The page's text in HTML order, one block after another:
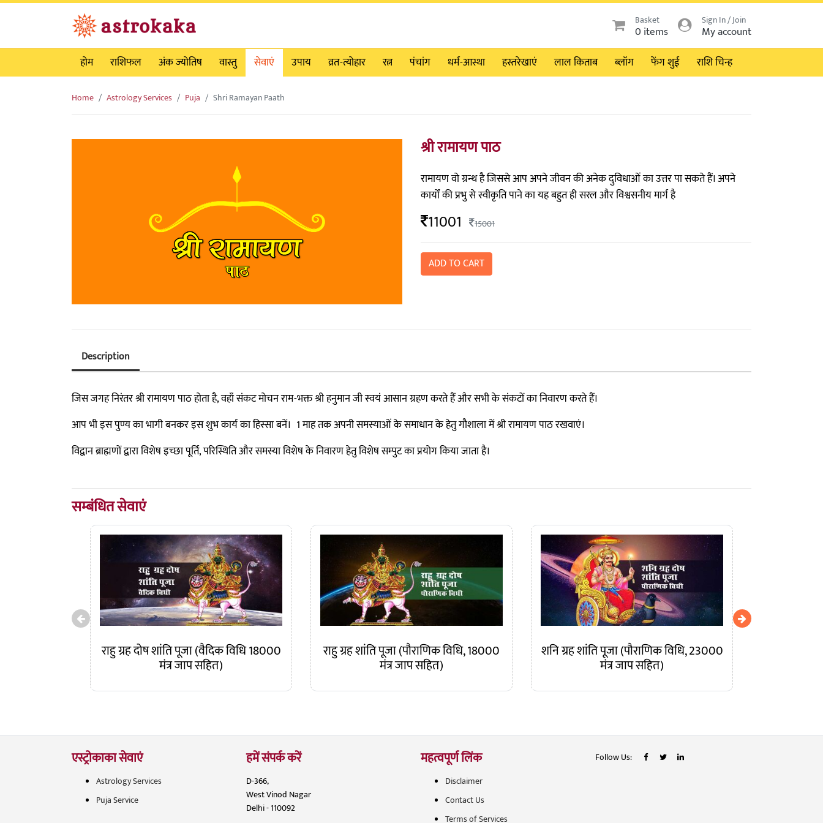
Basket
0 items
Sign In / Join
My account
होम
राशिफल अंक ज्योतिष वास्तु सेवाएं उपाय व्रत-त्योहार रत्न पंचांग धर्म-आस्था हस्तरेखाएं लाल किताब ब्लॉग फेंग शुई राशि चिन्ह
Home Astrology Services Puja Shri Ramayan Paath
श्री रामायण पाठ
रामायण वो ग्रन्थ है जिससे आप अपने जीवन की अनेक दुविधाओं का उत्तर पा सकते हैं। अपने
कार्यों की प्रभु से स्वीकृति पाने का यह बहुत ही सरल और विश्वसनीय मार्ग है
11001 15001
ADD TO CART
Description
जिस जगह निरंतर श्री रामायण पाठ होता है, वहाँ संकट मोचन राम-भक्त श्री हनुमान जी स्वयं आसान ग्रहण करते हैं और सभी के संकटों का निवारण करते हैं।
आप भी इस पुण्य का भागी बनकर इस शुभ कार्य का हिस्सा बनें। 1 माह तक अपनी समस्याओं के समाधान के हेतु गौशाला में श्री रामायण पाठ रखवाएं।
विद्वान ब्राह्मणों द्वारा विशेष इच्छा पूर्ति, परिस्थिति और समस्या विशेष के निवारण हेतु विशेष सम्पुट का प्रयोग किया जाता है।
सम्बंधित सेवाएं
राहु ग्रह दोष शांति पूजा (वैदिक विधि 18000
मंत्र जाप सहित)
राहु ग्रह शांति पूजा (पौराणिक विधि, 18000
मंत्र जाप सहित)
शनि ग्रह शांति पूजा (पौराणिक विधि, 23000
मंत्र जाप सहित)
एस्ट्रोकाका सेवाएं
Astrology Services
Puja Service
हमें संपर्क करें
D-366,
West Vinod Nagar
Delhi - 110092
महत्वपूर्ण लिंक
Disclaimer
Contact Us
Terms of Services
Follow Us: